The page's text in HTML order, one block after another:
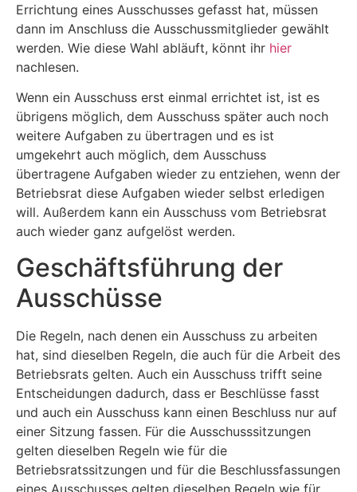
Errichtung eines Ausschusses gefasst hat, müssen
dann im Anschluss die Ausschussmitglieder gewählt
werden. Wie diese Wahl abläuft, könnt ihr hier
nachlesen.
Wenn ein Ausschuss erst einmal errichtet ist, ist es
übrigens möglich, dem Ausschuss später auch noch
weitere Aufgaben zu übertragen und es ist
umgekehrt auch möglich, dem Ausschuss
übertragene Aufgaben wieder zu entziehen, wenn der
Betriebsrat diese Aufgaben wieder selbst erledigen
will. Außerdem kann ein Ausschuss vom Betriebsrat
auch wieder ganz aufgelöst werden.
Geschäftsführung der
Ausschüsse
Die Regeln, nach denen ein Ausschuss zu arbeiten
hat, sind dieselben Regeln, die auch für die Arbeit des
Betriebsrats gelten. Auch ein Ausschuss trifft seine
Entscheidungen dadurch, dass er Beschlüsse fasst
und auch ein Ausschuss kann einen Beschluss nur auf
einer Sitzung fassen. Für die Ausschusssitzungen
gelten dieselben Regeln wie für die
Betriebsratssitzungen und für die Beschlussfassungen
eines Ausschusses gelten dieselben Regeln wie für